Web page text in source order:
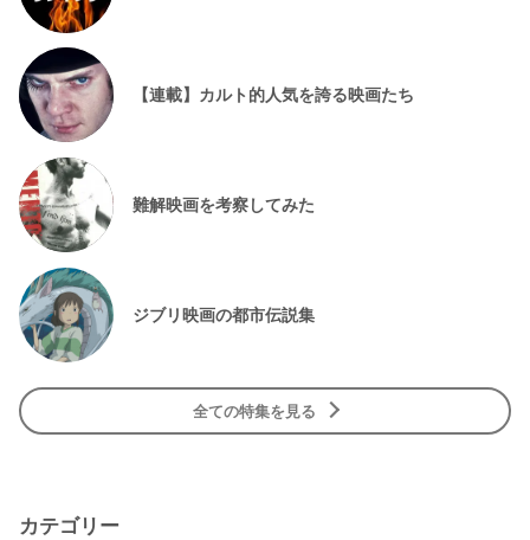
【連載】カルト的人気を誇る映画たち
難解映画を考察してみた
ジブリ映画の都市伝説集
全ての特集を見る
カテゴリー